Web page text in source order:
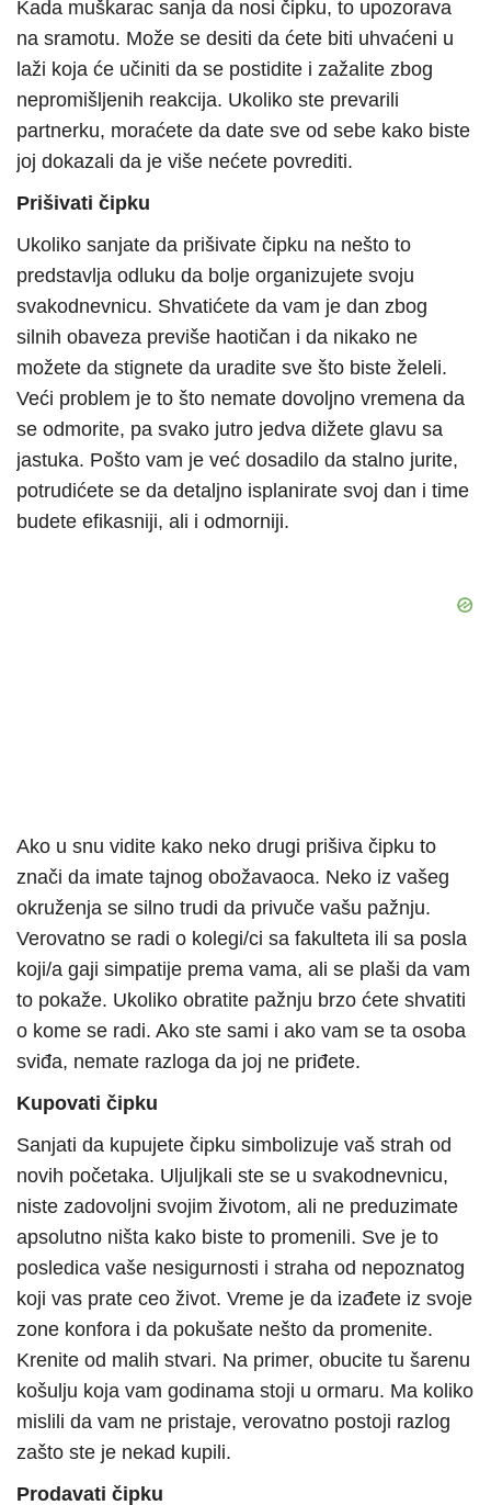
Kada muškarac sanja da nosi čipku, to upozorava
na sramotu. Može se desiti da ćete biti uhvaćeni u
laži koja će učiniti da se postidite i zažalite zbog
nepromišljenih reakcija. Ukoliko ste prevarili
partnerku, moraćete da date sve od sebe kako biste
joj dokazali da je više nećete povrediti.
Prišivati čipku
Ukoliko sanjate da prišivate čipku na nešto to
predstavlja odluku da bolje organizujete svoju
svakodnevnicu. Shvatićete da vam je dan zbog
silnih obaveza previše haotičan i da nikako ne
možete da stignete da uradite sve što biste želeli.
Veći problem je to što nemate dovoljno vremena da
se odmorite, pa svako jutro jedva dižete glavu sa
jastuka. Pošto vam je već dosadilo da stalno jurite,
potrudićete se da detaljno isplanirate svoj dan i time
budete efikasniji, ali i odmorniji.
Ako u snu vidite kako neko drugi prišiva čipku to
znači da imate tajnog obožavaoca. Neko iz vašeg
okruženja se silno trudi da privuče vašu pažnju.
Verovatno se radi o kolegi/ci sa fakulteta ili sa posla
koji/a gaji simpatije prema vama, ali se plaši da vam
to pokaže. Ukoliko obratite pažnju brzo ćete shvatiti
o kome se radi. Ako ste sami i ako vam se ta osoba
sviđa, nemate razloga da joj ne priđete.
Kupovati čipku
Sanjati da kupujete čipku simbolizuje vaš strah od
novih početaka. Uljuljkali ste se u svakodnevnicu,
niste zadovoljni svojim životom, ali ne preduzimate
apsolutno ništa kako biste to promenili. Sve je to
posledica vaše nesigurnosti i straha od nepoznatog
koji vas prate ceo život. Vreme je da izađete iz svoje
zone konfora i da pokušate nešto da promenite.
Krenite od malih stvari. Na primer, obucite tu šarenu
košulju koja vam godinama stoji u ormaru. Ma koliko
mislili da vam ne pristaje, verovatno postoji razlog
zašto ste je nekad kupili.
Prodavati čipku